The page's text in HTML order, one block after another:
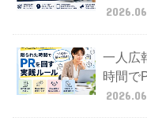
一人広
時間で